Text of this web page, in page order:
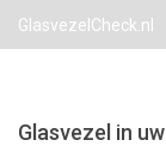
GlasvezelCheck.nl
Glasvezel in